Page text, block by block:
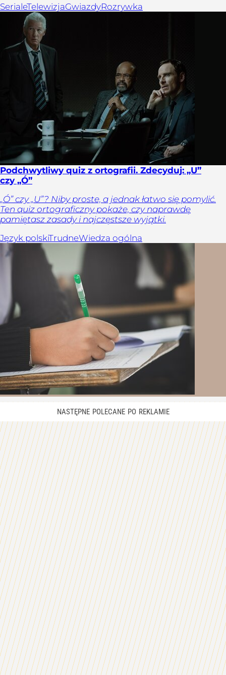
SerialeTelewizjaGwiazdyRozrywka
Podchwytliwy quiz z ortografii. Zdecyduj: „U”
czy „Ó”
„Ó” czy „U”? Niby proste, a jednak łatwo się pomylić.
Ten quiz ortograficzny pokaże, czy naprawdę
pamiętasz zasady i najczęstsze wyjątki.
Język polskiTrudneWiedza ogólna